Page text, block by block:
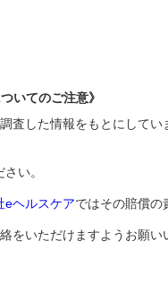
いてのご注意》
査した情報をもとにして
い。
eヘルスケアではその賠償の
をいただけますようお願い